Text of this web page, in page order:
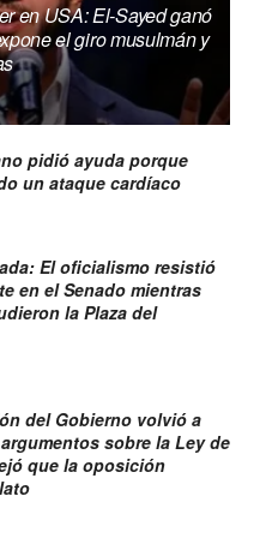
en USA: El-Sayed ganó
el giro musulmán y
pidió ayuda porque
un ataque cardíaco
El oficialismo resistió
en el Senado mientras
la Plaza del
del Gobierno volvió a
sobre la Ley de
que la oposición